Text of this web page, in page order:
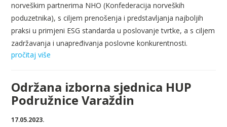
norveškim partnerima NHO (Konfederacija norveških
poduzetnika), s ciljem prenošenja i predstavljanja najboljih
praksi u primjeni ESG standarda u poslovanje tvrtke, a s ciljem
zadržavanja i unapređivanja poslovne konkurentnosti.
pročitaj više
Održana izborna sjednica HUP
Podružnice Varaždin
17.05.2023.